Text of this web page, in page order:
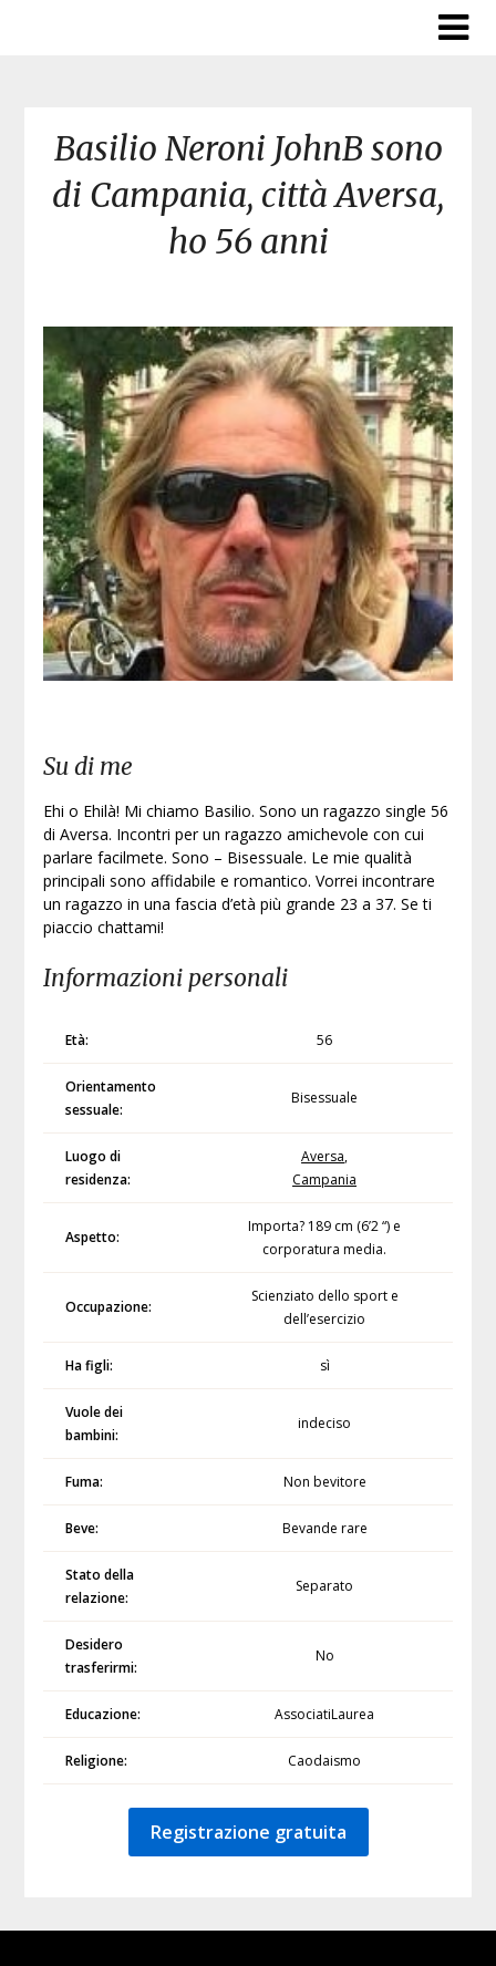
Basilio Neroni JohnB sono
di Campania, città Aversa,
ho 56 anni
Su di me
Ehi o Ehilà! Mi chiamo Basilio. Sono un ragazzo single 56
di Aversa. Incontri per un ragazzo amichevole con cui
parlare facilmete. Sono – Bisessuale. Le mie qualità
principali sono affidabile e romantico. Vorrei incontrare
un ragazzo in una fascia d’età più grande 23 a 37. Se ti
piaccio chattami!
Informazioni personali
Età: 56
Orientamento
sessuale:
Bisessuale
Luogo di
residenza:
Aversa,
Campania
Aspetto:
Importa? 189 cm (6’2 “) e
corporatura media.
Occupazione:
Scienziato dello sport e
dell’esercizio
Ha figli: sì
Vuole dei
bambini:
indeciso
Fuma: Non bevitore
Beve: Bevande rare
Stato della
relazione:
Separato
Desidero
trasferirmi:
No
Educazione: AssociatiLaurea
Religione: Caodaismo
Registrazione gratuita